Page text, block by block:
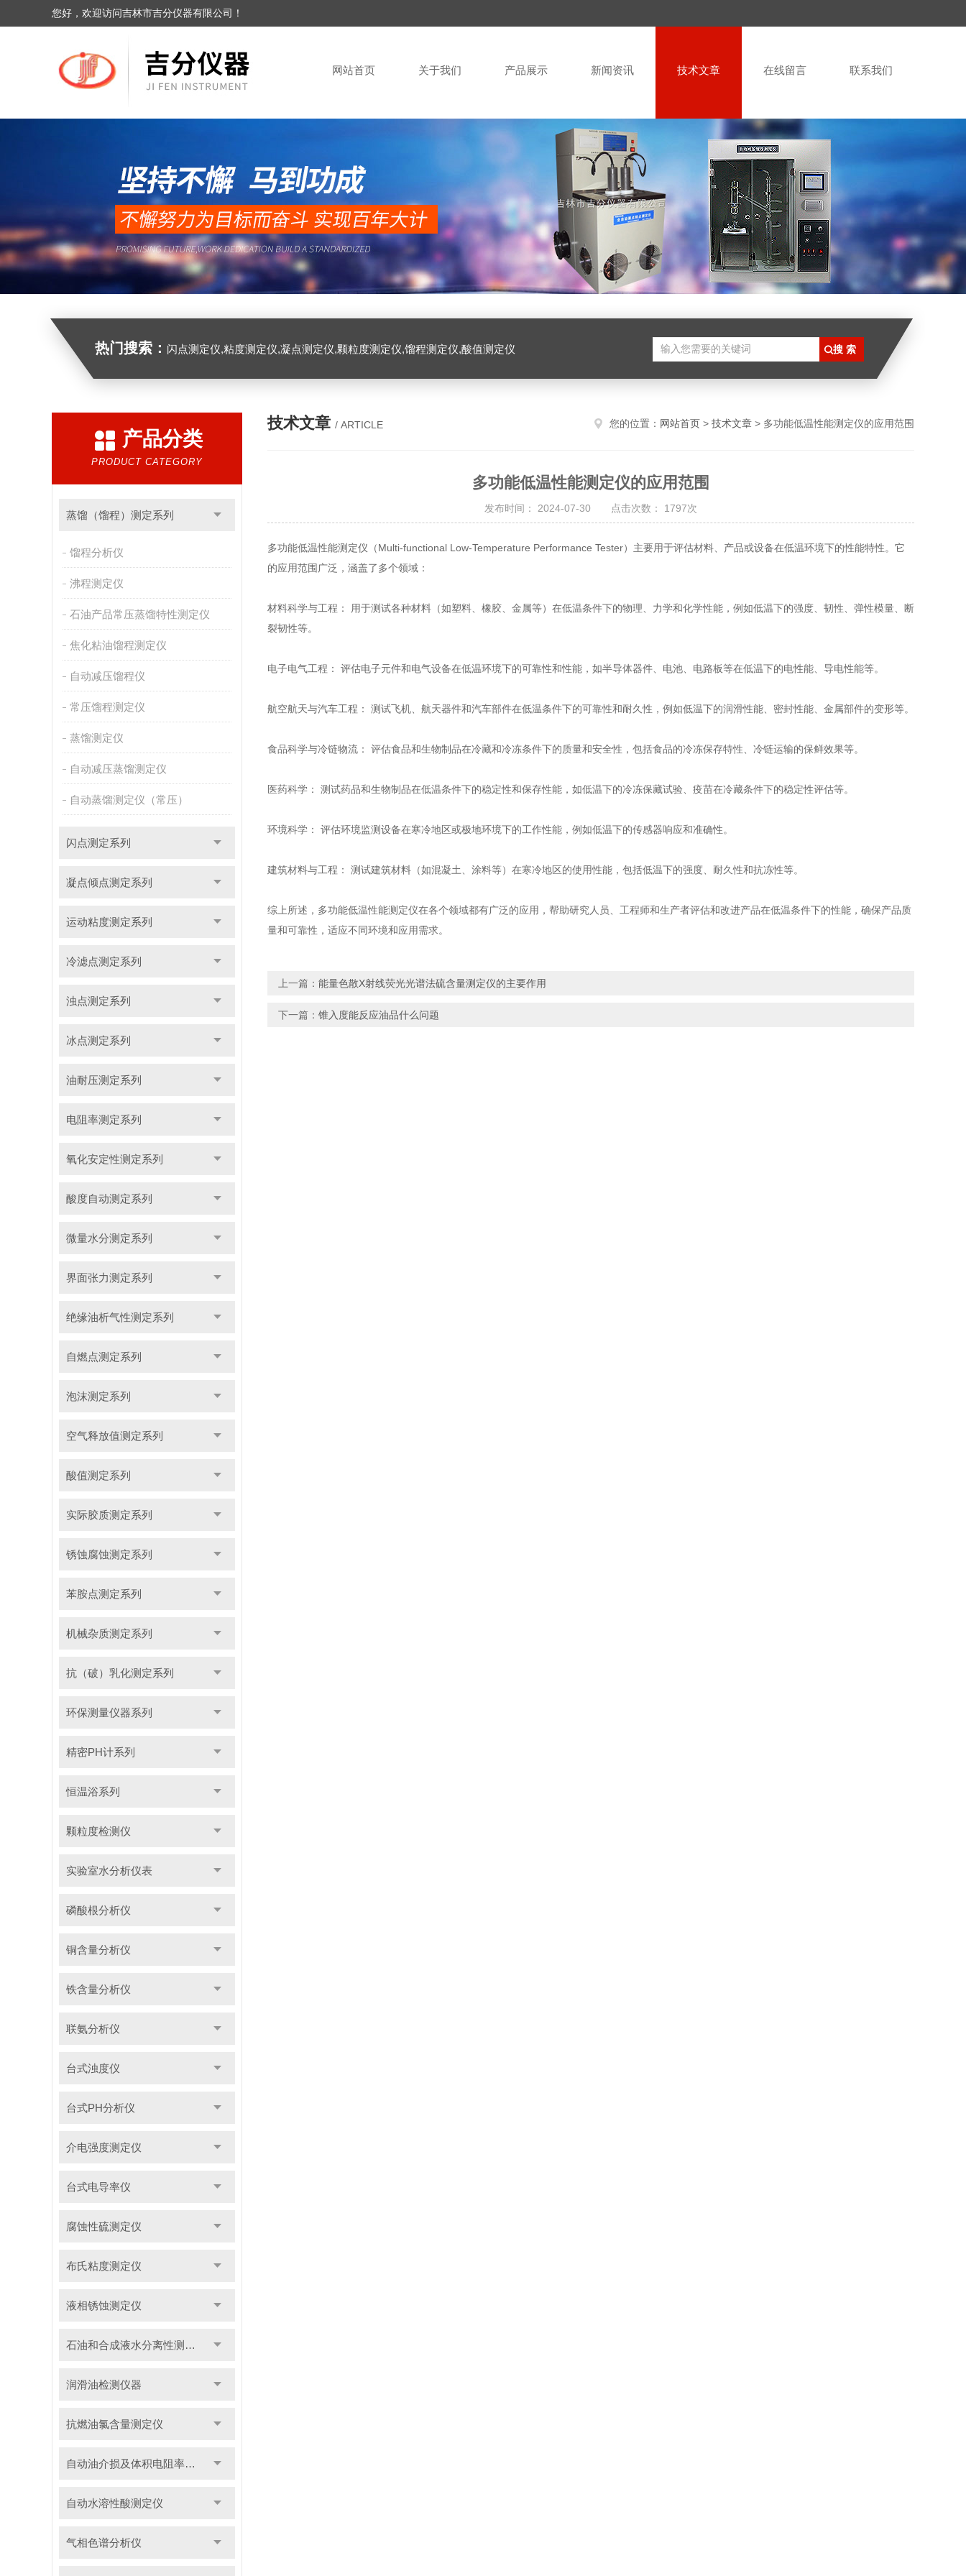
您好，欢迎访问吉林市吉分仪器有限公司！
网站首页 关于我们 产品展示 新闻资讯 技术文章 在线留言 联系我们
热门搜索： 闪点测定仪,粘度测定仪,凝点测定仪,颗粒度测定仪,馏程测定仪,酸值测定仪
产品分类
PRODUCT CATEGORY
蒸馏（馏程）测定系列
馏程分析仪
沸程测定仪
石油产品常压蒸馏特性测定仪
焦化粘油馏程测定仪
自动减压馏程仪
常压馏程测定仪
蒸馏测定仪
自动减压蒸馏测定仪
自动蒸馏测定仪（常压）
闪点测定系列
凝点倾点测定系列
运动粘度测定系列
冷滤点测定系列
浊点测定系列
冰点测定系列
油耐压测定系列
电阻率测定系列
氧化安定性测定系列
酸度自动测定系列
微量水分测定系列
界面张力测定系列
绝缘油析气性测定系列
自燃点测定系列
泡沫测定系列
空气释放值测定系列
酸值测定系列
实际胶质测定系列
锈蚀腐蚀测定系列
苯胺点测定系列
机械杂质测定系列
抗（破）乳化测定系列
环保测量仪器系列
精密PH计系列
恒温浴系列
颗粒度检测仪
实验室水分析仪表
磷酸根分析仪
铜含量分析仪
铁含量分析仪
联氨分析仪
台式浊度仪
台式PH分析仪
介电强度测定仪
台式电导率仪
腐蚀性硫测定仪
布氏粘度测定仪
液相锈蚀测定仪
石油和合成液水分离性测定仪
润滑油检测仪器
抗燃油氯含量测定仪
自动油介损及体积电阻率测定仪
自动水溶性酸测定仪
气相色谱分析仪
技术文章 / ARTICLE 您的位置： 网站首页 > 技术文章 > 多功能低温性能测定仪的应用范围
多功能低温性能测定仪的应用范围
发布时间： 2024-07-30 点击次数： 1797次
多功能低温性能测定仪（Multi-functional Low-Temperature Performance Tester）主要用于评估材料、产品或设备在低温环境下的性能特性。它
的应用范围广泛，涵盖了多个领域：
材料科学与工程： 用于测试各种材料（如塑料、橡胶、金属等）在低温条件下的物理、力学和化学性能，例如低温下的强度、韧性、弹性模量、断
裂韧性等。
电子电气工程： 评估电子元件和电气设备在低温环境下的可靠性和性能，如半导体器件、电池、电路板等在低温下的电性能、导电性能等。
航空航天与汽车工程： 测试飞机、航天器件和汽车部件在低温条件下的可靠性和耐久性，例如低温下的润滑性能、密封性能、金属部件的变形等。
食品科学与冷链物流： 评估食品和生物制品在冷藏和冷冻条件下的质量和安全性，包括食品的冷冻保存特性、冷链运输的保鲜效果等。
医药科学： 测试药品和生物制品在低温条件下的稳定性和保存性能，如低温下的冷冻保藏试验、疫苗在冷藏条件下的稳定性评估等。
环境科学： 评估环境监测设备在寒冷地区或极地环境下的工作性能，例如低温下的传感器响应和准确性。
建筑材料与工程： 测试建筑材料（如混凝土、涂料等）在寒冷地区的使用性能，包括低温下的强度、耐久性和抗冻性等。
综上所述，多功能低温性能测定仪在各个领域都有广泛的应用，帮助研究人员、工程师和生产者评估和改进产品在低温条件下的性能，确保产品质
量和可靠性，适应不同环境和应用需求。
上一篇： 能量色散X射线荧光光谱法硫含量测定仪的主要作用
下一篇： 锥入度能反应油品什么问题